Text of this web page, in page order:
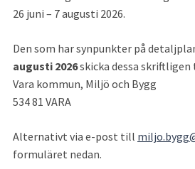
26 juni – 7 augusti 2026.
Den som har synpunkter på
augusti 2026 skicka dessa skriftligen
Vara kommun, Miljö och Bygg
534 81 VARA
Alternativt via e-post till
formuläret nedan.